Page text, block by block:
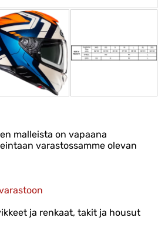
malleista on vapaana
varastossamme olevan
ja renkaat, takit ja housut